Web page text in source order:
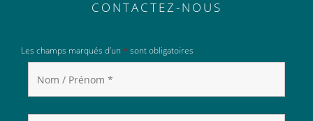
CONTACTEZ-NOUS
Les champs marqués d’un * sont obligatoires